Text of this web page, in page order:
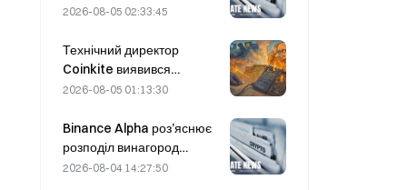
сьогодні о 20:00 за UTC+8,
мейкера.
2026-08-05 02:33:45
Технічний директор
Coinkite виявився
причетним до інциденту,
в Coldcard, який
спричинив чотири хвилі
атак і збитки на суму 114
2026-08-05 01:13:30
Binance Alpha роз’яснює
розподіл винагород
MarsCoin: їх автоматично
2026-08-04 14:27:50